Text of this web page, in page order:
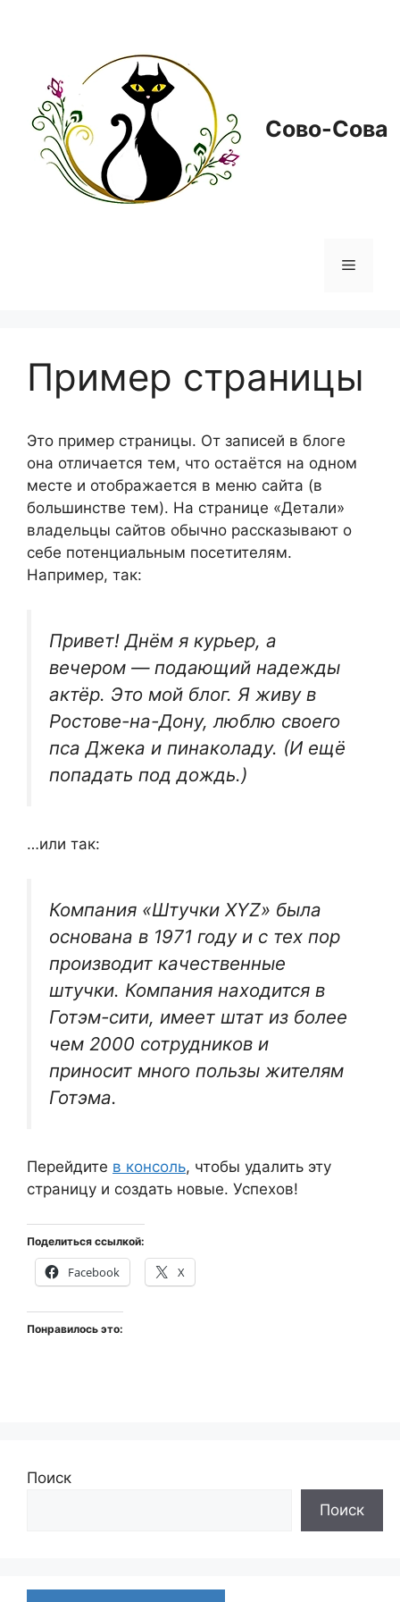
Сово-Сова
Меню
Пример страницы
Это пример страницы. От записей в блоге
она отличается тем, что остаётся на одном
месте и отображается в меню сайта (в
большинстве тем). На странице «Детали»
владельцы сайтов обычно рассказывают о
себе потенциальным посетителям.
Например, так:
Привет! Днём я курьер, а
вечером — подающий надежды
актёр. Это мой блог. Я живу в
Ростове-на-Дону, люблю своего
пса Джека и пинаколаду. (И ещё
попадать под дождь.)
…или так:
Компания «Штучки XYZ» была
основана в 1971 году и с тех пор
производит качественные
штучки. Компания находится в
Готэм-сити, имеет штат из более
чем 2000 сотрудников и
приносит много пользы жителям
Готэма.
Перейдите в консоль, чтобы удалить эту
страницу и создать новые. Успехов!
Поделиться ссылкой:
Facebook X
Понравилось это:
Поиск
Поиск